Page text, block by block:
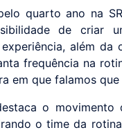
quarto ano na
de criar
além
frequência na
em que falamos
o movimento
o time da